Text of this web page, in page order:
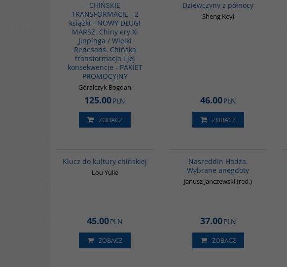
CHIŃSKIE
TRANSFORMACJE - 2
książki - NOWY DŁUGI
MARSZ. Chiny ery Xi
Jinpinga / Wielki
Renesans. Chińska
transformacja i jej
konsekwencje - PAKIET
PROMOCYJNY
Góralczyk Bogdan
125.00PLN
ZOBACZ
Dziewczyny z północy
Sheng Keyi
46.00PLN
ZOBACZ
Klucz do kultury chińskiej
Lou Yulie
45.00PLN
ZOBACZ
Nasreddin Hodża.
Wybrane anegdoty
Janusz Janczewski (red.)
37.00PLN
ZOBACZ